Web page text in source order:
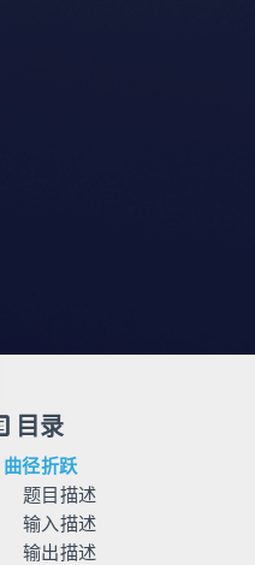
目录
曲径折跃
题目描述
输入描述
数据范围
输出描述